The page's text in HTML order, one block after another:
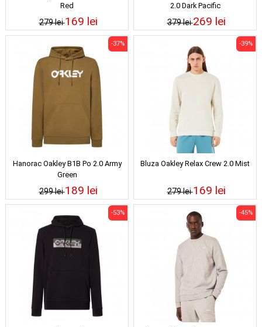
Red
279 lei169 lei
2.0 Dark Pacific
379 lei269 lei
Hanorac Oakley B1B Po 2.0 Army
Green
299 lei
-37%
189 lei
Bluza Oakley Relax Crew 2.0 Mist
279 lei
-39%
169 lei
-53% -45%